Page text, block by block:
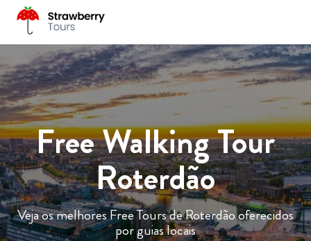
Free Walking Tour
Roterdão
Veja os melhores Free Tours de Roterdão oferecidos
por guias locais